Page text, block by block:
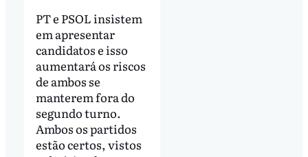
PT e PSOL insistem
em apresentar
candidatos e isso
aumentará os riscos
de ambos se
manterem fora do
segundo turno.
Ambos os partidos
estão certos, vistos